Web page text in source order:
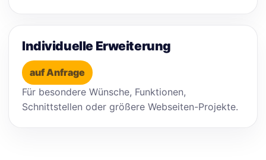
Individuelle Erweiterung
auf Anfrage
Für besondere Wünsche, Funktionen,
Schnittstellen oder größere Webseiten-Projekte.